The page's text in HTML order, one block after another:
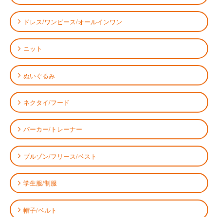
ドレス/ワンピース/オールインワン
ニット
ぬいぐるみ
ネクタイ/フード
パーカー/トレーナー
ブルゾン/フリース/ベスト
学生服/制服
帽子/ベルト